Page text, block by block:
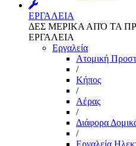
ΕΡΓΑΛΕΙΑ
ΔΕΣ ΜΕΡΙΚΑ ΑΠΌ ΤΑ
ΕΡΓΑΛΕΙΑ
Εργαλεία
Aτομική
/
Kήπος
/
Αέρας
/
Διάφορα
/
Εργαλεία